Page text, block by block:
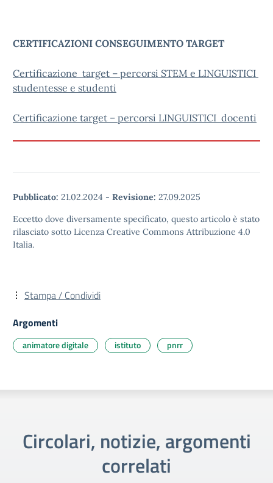
CERTIFICAZIONI CONSEGUIMENTO TARGET
Certificazione target – percorsi STEM e LINGUISTICI
studentesse e studenti
Certificazione target – percorsi LINGUISTICI docenti
Pubblicato: 21.02.2024 - Revisione: 27.09.2025
Eccetto dove diversamente specificato, questo articolo è stato
rilasciato sotto Licenza Creative Commons Attribuzione 4.0
Italia.
Stampa / Condividi
Argomenti
animatore digitale istituto pnrr
Circolari, notizie, argomenti
correlati